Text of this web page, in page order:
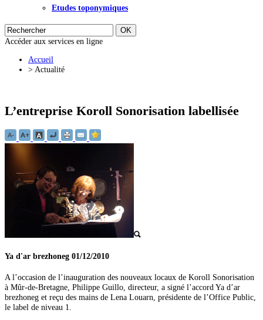
Etudes toponymiques
Accéder aux services en ligne
Accueil
>Actualité
L’entreprise Koroll Sonorisation labellisée
Ya d'ar brezhoneg 01/12/2010
A l’occasion de l’inauguration des nouveaux locaux de Koroll Sonorisation
à Mûr-de-Bretagne, Philippe Guillo, directeur, a signé l’accord Ya d’ar
brezhoneg et reçu des mains de Lena Louarn, présidente de l’Office Public,
le label de niveau 1.